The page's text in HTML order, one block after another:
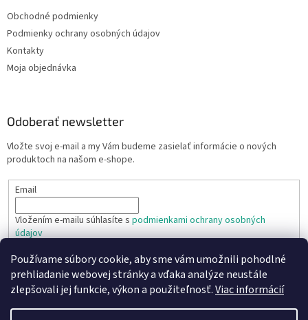
Používame súbory cookie, aby sme vám umožnili pohodlné
prehliadanie webovej stránky a vďaka analýze neustále
zlepšovali jej funkcie, výkon a použiteľnosť.Viac informácií
Obchodné podmienky
Podmienky ochrany osobných údajov
Kontakty
Moja objednávka
Odoberať newsletter
Vložte svoj e-mail a my Vám budeme zasielať informácie o nových
produktoch na našom e-shope.
Email
Vložením e-mailu súhlasíte s podmienkami ochrany osobných
údajov
PRIHLÁSIŤ SA